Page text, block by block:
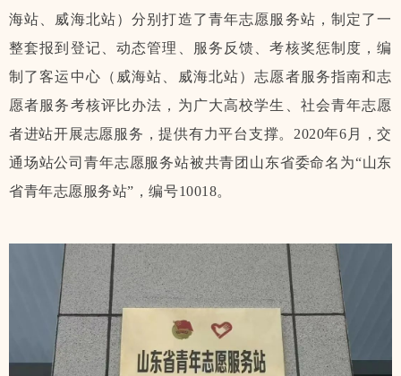
海站、威海北站）分别打造了青年志愿服务站，制定了一
整套报到登记、动态管理、服务反馈、考核奖惩制度，编
制了客运中心（威海站、威海北站）志愿者服务指南和志
愿者服务考核评比办法，为广大高校学生、社会青年志愿
者进站开展志愿服务，提供有力平台支撑。2020年6月，交
通场站公司青年志愿服务站被共青团山东省委命名为“山东
省青年志愿服务站”，编号10018。